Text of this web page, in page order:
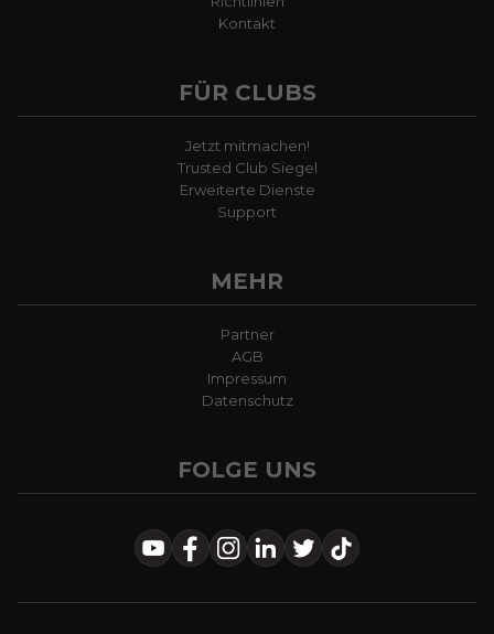
Kontakt
FÜR CLUBS
Jetzt mitmachen!
Trusted Club Siegel
Erweiterte Dienste
Support
MEHR
Partner
AGB
Impressum
Datenschutz
FOLGE UNS